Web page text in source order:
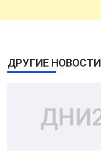
ДРУГИЕ НОВОСТИ